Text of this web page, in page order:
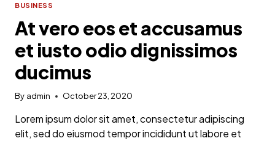
BUSINESS
At vero eos et accusamus
et iusto odio dignissimos
ducimus
By admin October 23, 2020
Lorem ipsum dolor sit amet, consectetur adipiscing
elit, sed do eiusmod tempor incididunt ut labore et